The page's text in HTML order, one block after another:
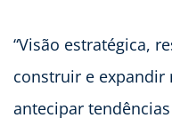
“Visão estratégica,
construir e expandir
antecipar